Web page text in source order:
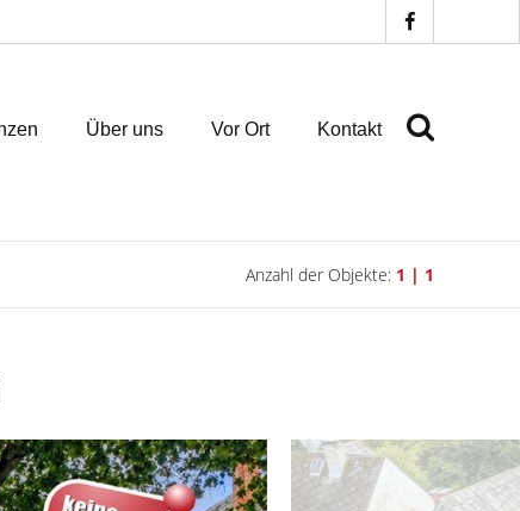
Über uns Vor Ort Kontakt
Anzahl der Objekte: 1 | 1